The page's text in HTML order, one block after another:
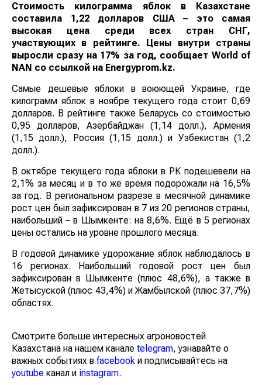
Стоимость килограмма яблок в Казахстане
составила 1,22 долларов США – это самая
высокая цена среди всех стран СНГ,
участвующих в рейтинге. Цены внутри страны
выросли сразу на 17% за год, сообщает World of
NAN со ссылкой на Energyprom.kz.
Самые дешевые яблоки в воюющей Украине, где
килограмм яблок в ноябре текущего года стоит 0,69
долларов. В рейтинге также Беларусь со стоимостью
0,95 долларов, Азербайджан (1,14 долл.), Армения
(1,15 долл.), Россия (1,15 долл.) и Узбекистан (1,2
долл.).
В октябре текущего года яблоки в РК подешевели на
2,1% за месяц и в то же время подорожали на 16,5%
за год. В региональном разрезе в месячной динамике
рост цен был зафиксирован в 7 из 20 регионов страны,
наибольший – в Шымкенте: на 8,6%. Ещё в 5 регионах
цены остались на уровне прошлого месяца.
В годовой динамике удорожание яблок наблюдалось в
16 регионах. Наибольший годовой рост цен был
зафиксирован в Шымкенте (плюс 48,6%), а также в
Жетысуской (плюс 43,4%) и Жамбылской (плюс 37,7%)
областях.
Смотрите больше интересных агроновостей
Казахстана на нашем канале telegram, узнавайте о
важных событиях в facebook и подписывайтесь на
youtube канал и instagram.